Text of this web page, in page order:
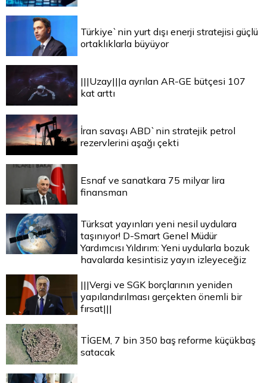
Türkiye`nin yurt dışı enerji stratejisi güçlü
ortaklıklarla büyüyor
|||Uzay|||a ayrılan AR-GE bütçesi 107
kat arttı
İran savaşı ABD`nin stratejik petrol
rezervlerini aşağı çekti
Esnaf ve sanatkara 75 milyar lira
finansman
Türksat yayınları yeni nesil uydulara
taşınıyor! D-Smart Genel Müdür
Yardımcısı Yıldırım: Yeni uydularla bozuk
havalarda kesintisiz yayın izleyeceğiz
|||Vergi ve SGK borçlarının yeniden
yapılandırılması gerçekten önemli bir
fırsat|||
TİGEM, 7 bin 350 baş reforme küçükbaş
satacak